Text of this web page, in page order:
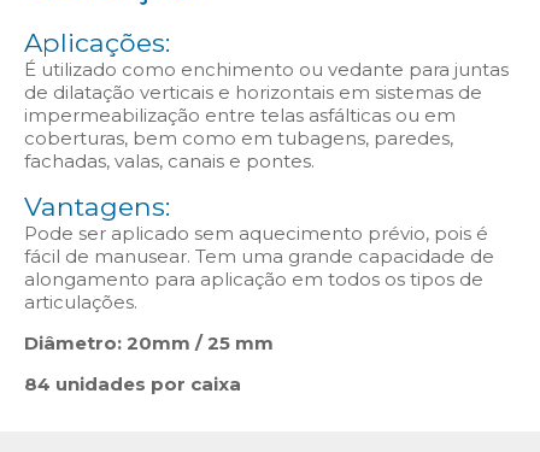
Aplicações:
É utilizado como enchimento ou vedante para juntas
de dilatação verticais e horizontais em sistemas de
impermeabilização entre telas asfálticas ou em
coberturas, bem como em tubagens, paredes,
fachadas, valas, canais e pontes.
Vantagens:
Pode ser aplicado sem aquecimento prévio, pois é
fácil de manusear. Tem uma grande capacidade de
alongamento para aplicação em todos os tipos de
articulações.
Diâmetro: 20mm / 25 mm
84 unidades por caixa